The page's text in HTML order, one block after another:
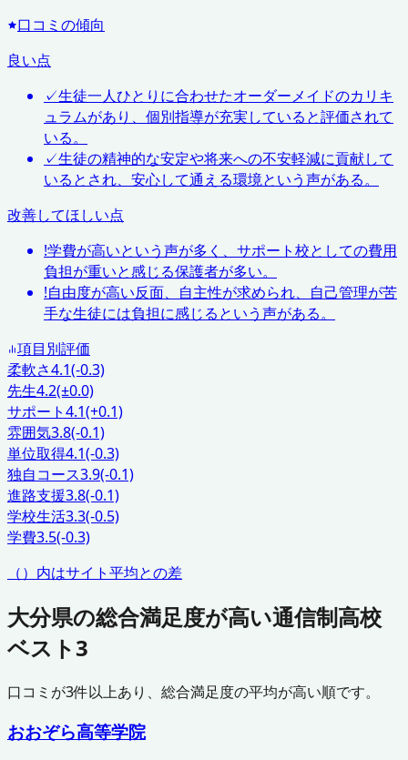
口コミの傾向
良い点
✓生徒一人ひとりに合わせたオーダーメイドのカリキ
ュラムがあり、個別指導が充実していると評価されて
いる。
✓生徒の精神的な安定や将来への不安軽減に貢献して
いるとされ、安心して通える環境という声がある。
改善してほしい点
!学費が高いという声が多く、サポート校としての費用
負担が重いと感じる保護者が多い。
!自由度が高い反面、自主性が求められ、自己管理が苦
手な生徒には負担に感じるという声がある。
項目別評価
柔軟さ4.1(-0.3)
先生4.2(±0.0)
サポート4.1(+0.1)
雰囲気3.8(-0.1)
単位取得4.1(-0.3)
独自コース3.9(-0.1)
進路支援3.8(-0.1)
学校生活3.3(-0.5)
学費3.5(-0.3)
（）内はサイト平均との差
大分県の総合満足度が高い通信制高校
ベスト3
口コミが3件以上あり、総合満足度の平均が高い順です。
おおぞら高等学院